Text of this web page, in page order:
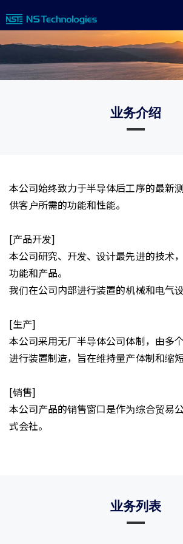
业务介绍
本公司始终致力于半导体后工序的最新
供客户所需的功能和性能。
[产品开发]
本公司研究、开发、设计最先进的技术
功能和产品。
我们在公司内部进行装置的机械和电气
[生产]
本公司采用无厂半导体公司体制，由多
进行装置制造，旨在维持量产体制和缩短
[销售]
本公司产品的销售窗口是作为综合贸易
式会社。
业务列表